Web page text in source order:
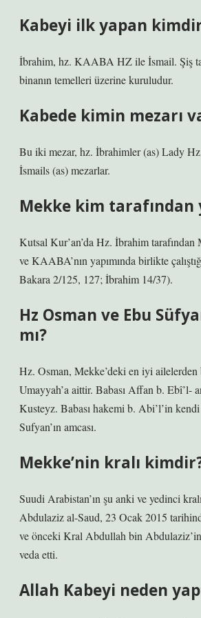
Kabeyi ilk yapan
İbrahim, hz. KAABA HZ ile İsmail. Şiş
binanın temelleri üzerine kuruludur.
Kabede kimin mezarı
Bu iki mezar, hz. İbrahimler (as) Lady
İsmails (as) mezarlar.
Mekke kim tarafından
Kutsal Kur’an’da Hz. İbrahim tarafından
ve KAABA’nın yapımında birlikte
Bakara 2/125, 127; İbrahim 14/37).
Hz Osman ve Ebu
mı?
Hz. Osman, Mekke’deki en iyi
Umayyah’a aittir. Babası Affan b. Ebî’l-
Kusteyz. Babası hakemi b. Abi’l’in
Sufyan’ın amcası.
Mekke’nin kralı
Suudi Arabistan’ın şu anki ve yedinci
Abdulaziz al-Saud, 23 Ocak 2015
ve önceki Kral Abdullah bin
veda etti.
Allah Kabeyi neden